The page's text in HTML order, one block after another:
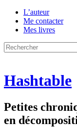
L’auteur
Me contacter
Mes livres
Hashtable
Petites
en